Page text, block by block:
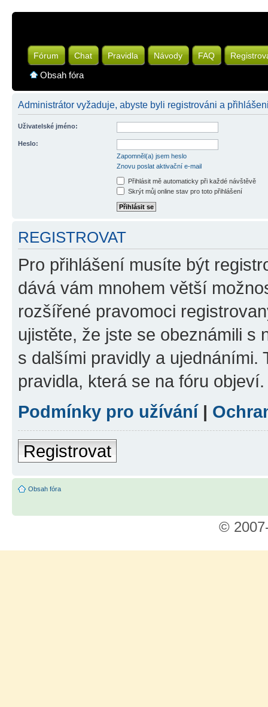
Fórum Chat Pravidla Návody FAQ
Obsah fóra
Administrátor vyžaduje, abyste byli registrováni a
Uživatelské jméno:
Heslo:
Zapomněl(a) jsem heslo
Znovu poslat aktivační e-mail
Přihlásit mě automaticky při každé návštěvě
Skrýt můj online stav pro toto přihlášení
REGISTROVAT
Pro přihlášení musíte být
dává vám mnohem větší
rozšířené pravomoci
ujistěte, že jste se obeznámili s
s dalšími pravidly a ujednáními.
pravidla, která se na fóru objeví.
Podmínky pro užívání|
Registrovat
Obsah fóra
©